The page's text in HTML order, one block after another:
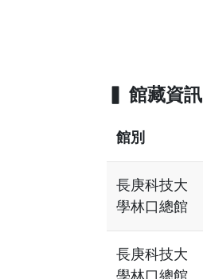
館藏資訊
館別
長庚科技大
學林口總館
長庚科技大
學林口總館